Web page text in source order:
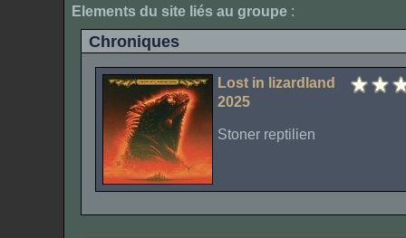
Elements du site liés au groupe :
Chroniques
Lost in lizardland
2025
Stoner reptilien